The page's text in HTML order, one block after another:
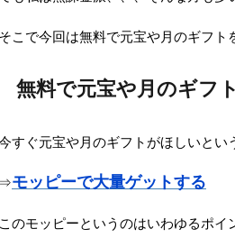
そこで今回は無料で元宝や月のギフト
無料で元宝や月のギフ
すぐ元宝や月のギフトがほしいとい
⇒モッピーで大量ゲットする
このモッピーというのはいわゆるポイ